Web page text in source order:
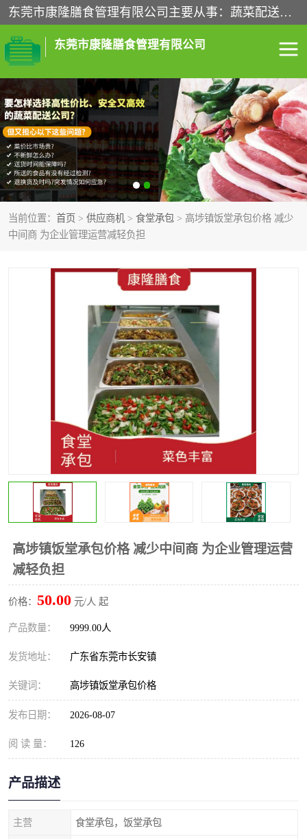
东莞市康隆膳食管理有限公司主要从事：蔬菜配送、食堂承包、企业工厂食堂承包、机关单位食堂承包、调味品配送、粮油配送、干货配送、副食配送、水果配送、海鲜配送等业务，东莞蔬菜配送电话，咨询在线客服。
东莞市康隆膳食管理有限公司
当前位置： 首页 > 供应商机 > 食堂承包 > 高埗镇饭堂承包价格 减少
中间商 为企业管理运营减轻负担
高埗镇饭堂承包价格 减少中间商 为企业管理运营
减轻负担
价格： 50.00 元/人 起
产品数量： 9999.00人
发货地址： 广东省东莞市长安镇
关键词： 高埗镇饭堂承包价格
发布日期： 2026-08-07
阅 读 量： 126
产品描述
主营 食堂承包，饭堂承包
食堂承包 蔬菜配送
粮油配送 鲜肉配送
海鲜配送 食材配送
调料配送 企业工厂食堂承包
副食配送